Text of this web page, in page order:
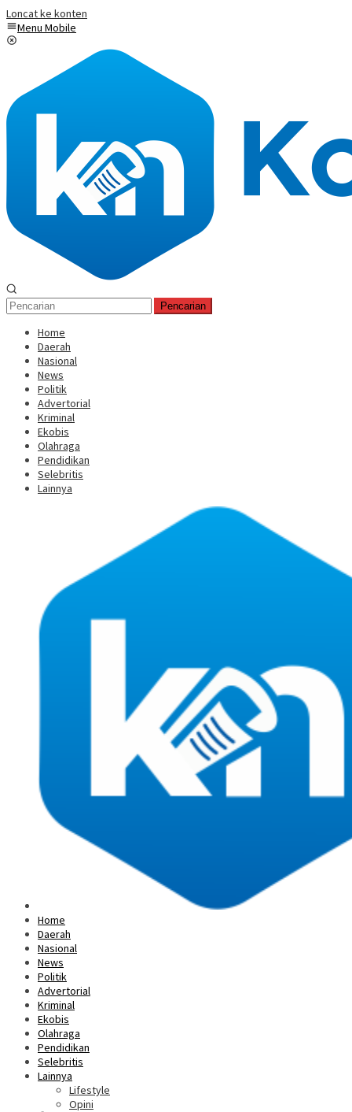
Loncat ke konten
Menu Mobile
Pencarian
Home
Daerah
Nasional
News
Politik
Advertorial
Kriminal
Ekobis
Olahraga
Pendidikan
Selebritis
Lainnya
Home
Daerah
Nasional
News
Politik
Advertorial
Kriminal
Ekobis
Olahraga
Pendidikan
Selebritis
Lainnya
Lifestyle
Opini